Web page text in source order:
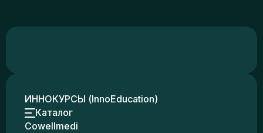
ИННОКУРСЫ (InnoEducation)
Каталог
Cowellmedi